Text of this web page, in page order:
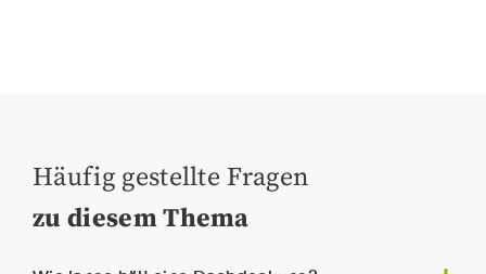
Häufig gestellte Fragen
zu diesem Thema